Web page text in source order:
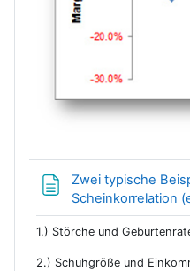
Zwei typische
Scheinkorrelation
1.) Störche und
2.) Schuhgröße und